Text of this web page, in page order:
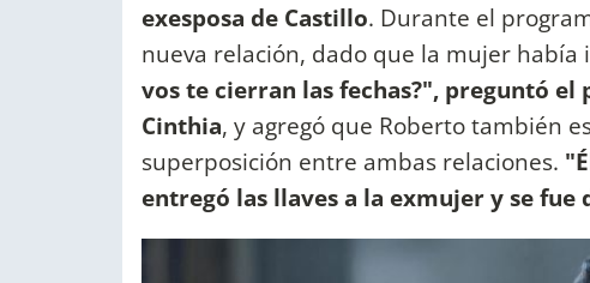
exesposa de Castillo. Durante el
nueva relación, dado que la mujer
vos te cierran las fechas?", preguntó
Cinthia, y agregó que Roberto también
superposición entre ambas relaciones.
entregó las llaves a la exmujer y se fue